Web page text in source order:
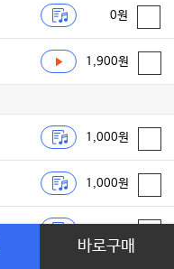
0원
1,900원
1,000원
1,000원
바로구매